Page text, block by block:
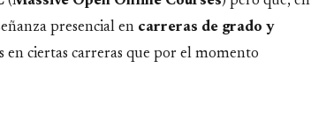
presencial en carreras de grado y
en ciertas carreras que por el momento